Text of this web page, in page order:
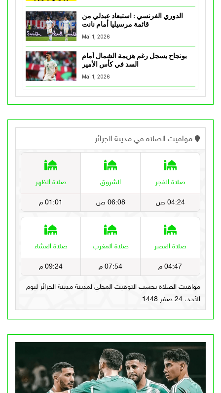
الدوري الفرنسي : استبعاد عبدلي من
قائمة مرسيليا أمام نانت
Mai 1, 2026
بونجاح يسجل رغم هزيمة الشمال أمام
السد في كأس الأمير
Mai 1, 2026